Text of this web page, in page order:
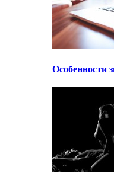
Особенности